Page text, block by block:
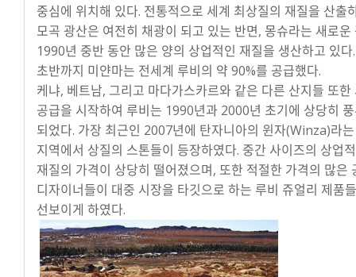
중심에 위치해 있다. 전통적으로 세계 최상질의 재질을 산출
모곡 광산은 여전히 채광이 되고 있는 반면, 몽슈라는 새로운
1990년 중반 동안 많은 양의 상업적인 재질을 생산하고 있
초반까지 미얀마는 전세계 루비의 약 90%를 공급했다.
케냐, 베트남, 그리고 마다가스카르와 같은 다른 산지들 또한
공급을 시작하여 루비는 1990년과 2000년 초기에 상당히
되었다. 가장 최근인 2007년에 탄자니아의 윈자(Winza)라
지역에서 상질의 스톤들이 등장하였다. 중간 사이즈의 상업
재질의 가격이 상당히 떨어졌으며, 또한 적절한 가격의 많은
디자이너들이 대중 시장을 타깃으로 하는 루비 쥬얼리 제품
선보이게 하였다.